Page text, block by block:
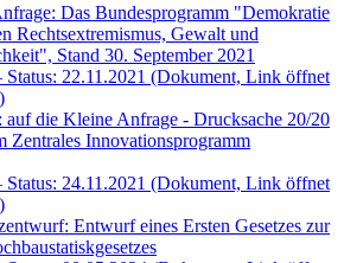
Das Bundesprogramm "Demokratie
Rechtsextremismus, Gewalt und
Stand 30. September 2021
22.11.2021 (Dokument, Link öffnet
auf die Kleine Anfrage - Drucksache 20/20
Zentrales Innovationsprogramm
24.11.2021 (Dokument, Link öffnet
Entwurf eines Ersten Gesetzes zur